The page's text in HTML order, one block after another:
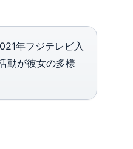
年フジテレビ入
動が彼女の多様